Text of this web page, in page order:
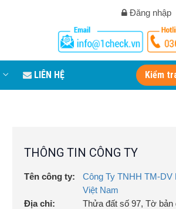
Đăng nhập
LIÊN HỆ Kiểm
THÔNG TIN CÔNG TY
Tên công ty:
Công Ty TNHH TM-DV
Việt Nam
Địa chỉ:
Thửa đất số 97, Tờ bản